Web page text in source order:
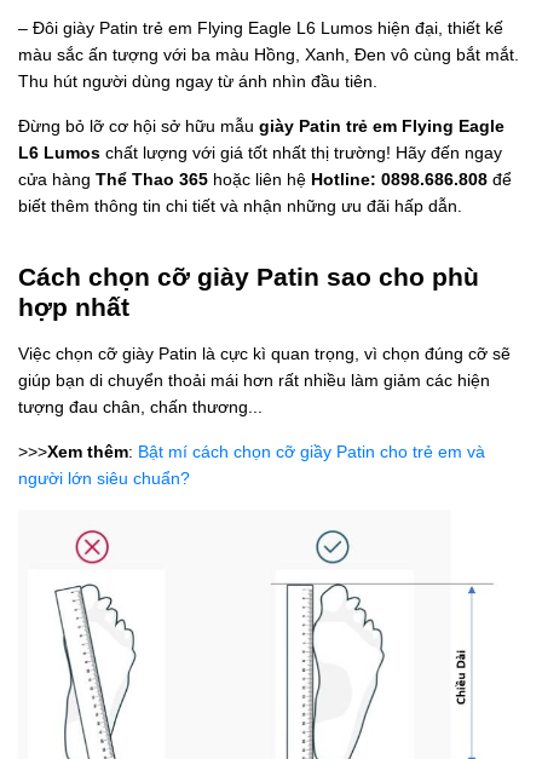
– Đôi giày Patin trẻ em Flying Eagle L6 Lumos hiện đại, thiết kế
màu sắc ấn tượng với ba màu Hồng, Xanh, Đen vô cùng bắt mắt.
Thu hút người dùng ngay từ ánh nhìn đầu tiên.
Đừng bỏ lỡ cơ hội sở hữu mẫu giày Patin trẻ em Flying Eagle
L6 Lumos chất lượng với giá tốt nhất thị trường! Hãy đến ngay
cửa hàng Thể Thao 365 hoặc liên hệ Hotline: 0898.686.808 để
biết thêm thông tin chi tiết và nhận những ưu đãi hấp dẫn.
Cách chọn cỡ giày Patin sao cho phù
hợp nhất
Việc chọn cỡ giày Patin là cực kì quan trọng, vì chọn đúng cỡ sẽ
giúp bạn di chuyển thoải mái hơn rất nhiều làm giảm các hiện
tượng đau chân, chấn thương...
>>>Xem thêm: Bật mí cách chọn cỡ giầy Patin cho trẻ em và
người lớn siêu chuẩn?